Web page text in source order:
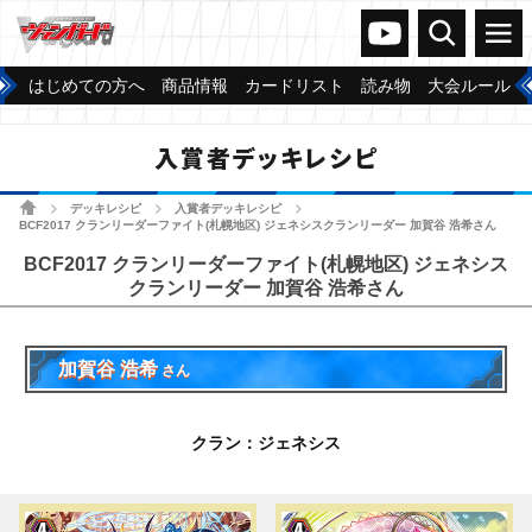
ヴァンガードch
検索 メニュー
はじめての方へ 商品情報 カードリスト 読み物 大会ルール
入賞者デッキレシピ
ホームデッキレシピ 入賞者デッキレシピ
BCF2017 クランリーダーファイト(札幌地区) ジェネシスクランリーダー 加賀谷 浩希さん
BCF2017 クランリーダーファイト(札幌地区) ジェネシス
クランリーダー 加賀谷 浩希さん
加賀谷 浩希さん
クラン：ジェネシス